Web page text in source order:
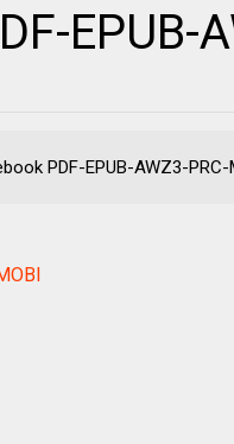
EPUB-
PDF-EPUB-AWZ3-PRC-